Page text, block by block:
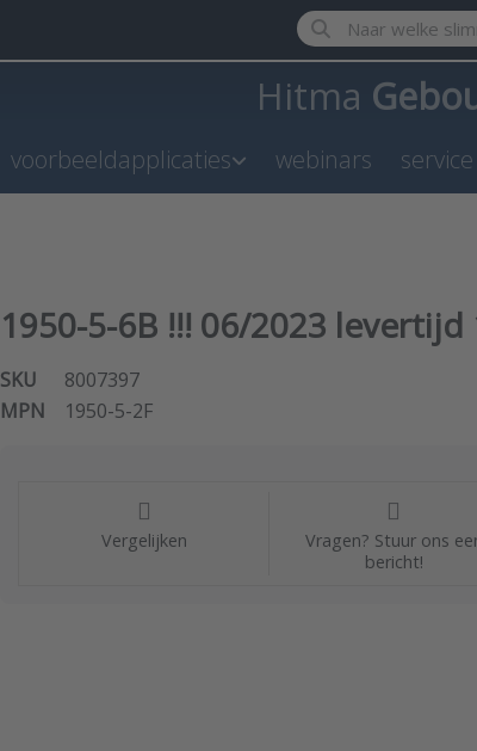
Enter a search
Hitma
voorbeeldapplicaties webinars service
1950-5-6B !!! 06/2023 levertijd
SKU
8007397
MPN
1950-5-2F
Vergelijken
Vragen? Stuur ons
bericht!